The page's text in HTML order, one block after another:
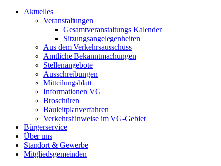
Aktuelles
Veranstaltungen
Gesamtveranstaltungs Kalender
Sitzungsangelegenheiten
Aus dem Verkehrsausschuss
Amtliche Bekanntmachungen
Stellenangebote
Ausschreibungen
Mitteilungsblatt
Informationen VG
Broschüren
Bauleitplanverfahren
Verkehrshinweise im VG-Gebiet
Bürgerservice
Über uns
Standort & Gewerbe
Mitgliedsgemeinden